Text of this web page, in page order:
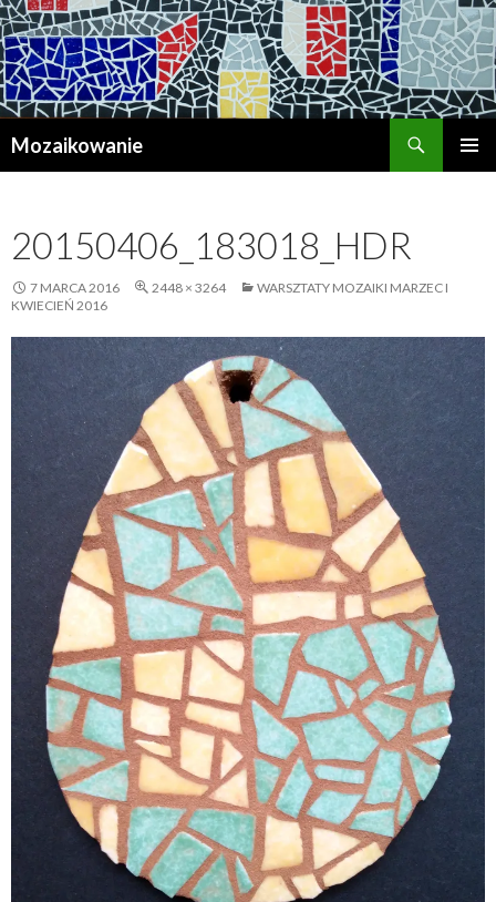
Mozaikowanie
20150406_183018_HDR
7 MARCA 2016 2448 × 3264
WARSZTATY MOZAIKI MARZEC I
KWIECIEŃ 2016